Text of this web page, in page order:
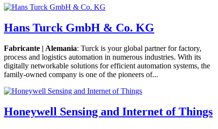
Hans Turck GmbH & Co. KG
Fabricante | Alemania: Turck is your global partner for factory,
process and logistics automation in numerous industries. With its
digitally networkable solutions for efficient automation systems, the
family-owned company is one of the pioneers of...
Honeywell Sensing and Internet of Things